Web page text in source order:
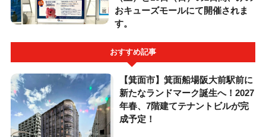
おキューズモールにて開催されま
す。
おすすめ記事
【箕面市】箕面船場阪大前駅前に
新たなランドマーク誕生へ！2027
年春、7階建てテナントビルが完
成予定！